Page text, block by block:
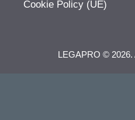
Cookie Policy (UE)
LEGAPRO © 2026.